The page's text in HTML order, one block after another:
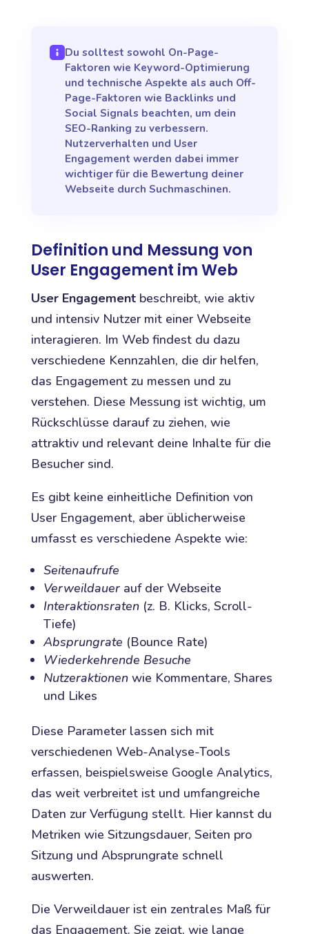
Du solltest sowohl On-Page-
Faktoren wie Keyword-Optimierung
und technische Aspekte als auch Off-
Page-Faktoren wie Backlinks und
Social Signals beachten, um dein
SEO-Ranking zu verbessern.
Nutzerverhalten und User
Engagement werden dabei immer
wichtiger für die Bewertung deiner
Webseite durch Suchmaschinen.
Definition und Messung von
User Engagement im Web
User Engagementbeschreibt, wie aktiv
und intensiv Nutzer mit einer Webseite
interagieren. Im Web findest du dazu
verschiedene Kennzahlen, die dir helfen,
das Engagement zu messen und zu
verstehen. Diese Messung ist wichtig, um
Rückschlüsse darauf zu ziehen, wie
attraktiv und relevant deine Inhalte für die
Besucher sind.
Es gibt keine einheitliche Definition von
User Engagement, aber üblicherweise
umfasst es verschiedene Aspekte wie:
Seitenaufrufe
Verweildauerauf der Webseite
Interaktionsraten(z. B. Klicks, Scroll-
Tiefe)
Absprungrate (Bounce Rate)
Wiederkehrende Besuche
Nutzeraktionenwie Kommentare, Shares
und Likes
Diese Parameter lassen sich mit
verschiedenen Web-Analyse-Tools
erfassen, beispielsweise Google Analytics,
das weit verbreitet ist und umfangreiche
Daten zur Verfügung stellt. Hier kannst du
Metriken wie Sitzungsdauer, Seiten pro
Sitzung und Absprungrate schnell
auswerten.
Die Verweildauer ist ein zentrales Maß für
das Engagement. Sie zeigt, wie lange